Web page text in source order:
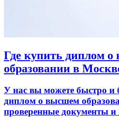
Где купить диплом
образовании в
У нас вы можете быстро и
диплом о высшем
проверенные документы и